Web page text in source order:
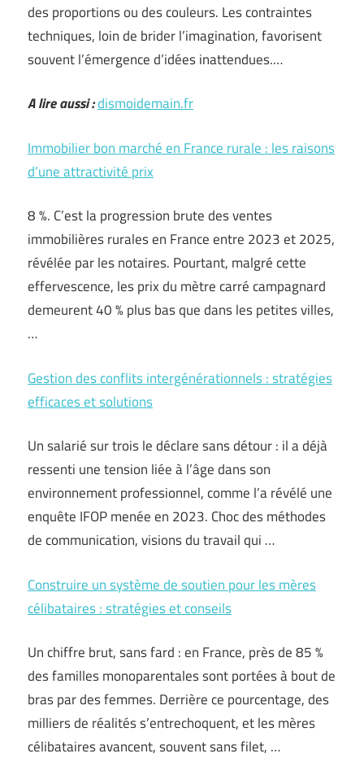
des proportions ou des couleurs. Les contraintes
techniques, loin de brider l’imagination, favorisent
souvent l’émergence d’idées inattendues.…
A lire aussi :dismoidemain.fr
Immobilier bon marché en France rurale : les raisons
d’une attractivité prix
8 %. C’est la progression brute des ventes
immobilières rurales en France entre 2023 et 2025,
révélée par les notaires. Pourtant, malgré cette
effervescence, les prix du mètre carré campagnard
demeurent 40 % plus bas que dans les petites villes,
…
Gestion des conflits intergénérationnels : stratégies
efficaces et solutions
Un salarié sur trois le déclare sans détour : il a déjà
ressenti une tension liée à l’âge dans son
environnement professionnel, comme l’a révélé une
enquête IFOP menée en 2023. Choc des méthodes
de communication, visions du travail qui …
Construire un système de soutien pour les mères
célibataires : stratégies et conseils
Un chiffre brut, sans fard : en France, près de 85 %
des familles monoparentales sont portées à bout de
bras par des femmes. Derrière ce pourcentage, des
milliers de réalités s’entrechoquent, et les mères
célibataires avancent, souvent sans filet, …